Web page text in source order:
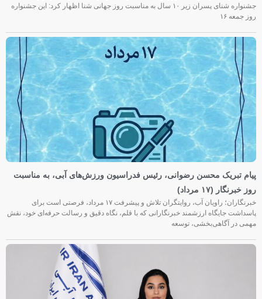
جشنواره شنای پسران زیر ۱۰ سال به مناسبت روز جهانی شنا اظهار کرد: این جشنواره
روز جمعه‌ ۱۶
پیام تبریک محسن رضوانی، رئیس فدراسیون ورزش‌های آبی، به مناسبت
روز خبرنگار (۱۷ مرداد)
خبرنگاران؛ راویان آب، روایتگران تلاش و پیشرفت ۱۷ مرداد، فرصتی است برای
پاسداشت جایگاه ارزشمند خبرنگارانی که با قلم، نگاه دقیق و رسالت حرفه‌ای خود، نقش
مهمی در آگاهی‌بخشی، توسعه